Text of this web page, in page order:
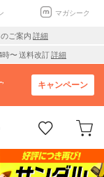
マガシーク
ご案内 詳細
時〜 送料改訂詳細
キャンペーン